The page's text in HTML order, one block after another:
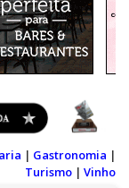
| Gastronomia |
Turismo | Vinho